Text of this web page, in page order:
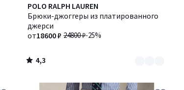
POLO RALPH LAUREN
Брюки-джоггеры из платированного
джерси
24800 ₽-25%
от18600 ₽
4,3
/ 5
Количество
цветов:
2
4,3
/